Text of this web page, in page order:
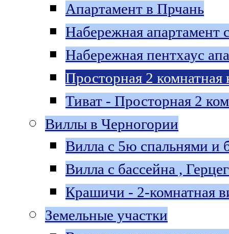
Апартамент в Прчань
Набережная aпартамент
Набережная пентхаус
Просторная 2
Тиват - Просторная 2
Виллы в Черногории
Bилла с 5ю спальнями и
Вилла c бассейна ,
Крашичи - 2-комнатная
Земельные участки